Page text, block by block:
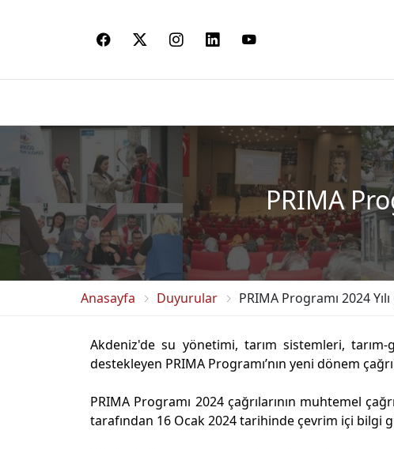
PRIMA
Anasayfa Duyurular PRIMA Programı 2024
Akdeniz'de su yönetimi, tarım sistemleri,
destekleyen PRIMA Programı’nın yeni dönem
PRIMA Programı 2024 çağrılarının muhtemel
tarafından 16 Ocak 2024 tarihinde çevrim içi bilgi